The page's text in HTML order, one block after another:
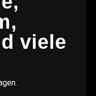
viele